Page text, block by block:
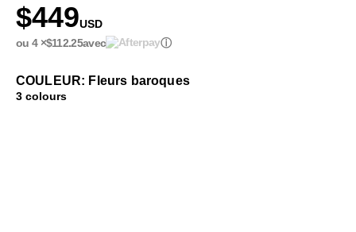
$449USD
ou 4 ×$112.25avec ⓘ
COULEUR: Fleurs baroques
3 colours